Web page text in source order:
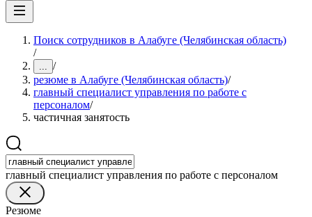
Поиск сотрудников в Алабуге (Челябинская область)
/
... /
резюме в Алабуге (Челябинская область)/
главный специалист управления по работе с
персоналом/
частичная занятость
главный специалист управления по работе с персоналом
Резюме